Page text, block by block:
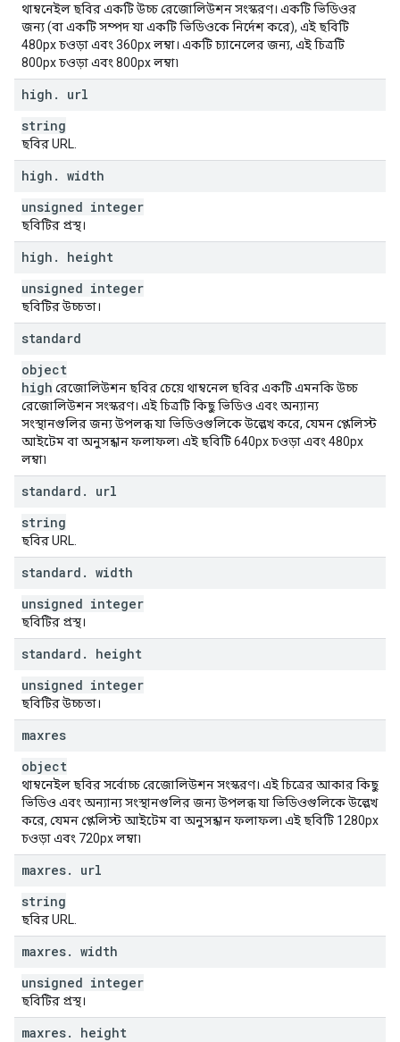
থাম্বনেইল ছবির একটি উচ্চ রেজোলিউশন সংস্করণ। একটি ভিডিওর
জন্য (বা একটি সম্পদ যা একটি ভিডিওকে নির্দেশ করে), এই ছবিটি
480px চওড়া এবং 360px লম্বা। একটি চ্যানেলের জন্য, এই চিত্রটি
800px চওড়া এবং 800px লম্বা৷
high .
url
string
ছবির URL.
high . width
unsigned integer
ছবিটির প্রস্থ।
high .
height
unsigned integer
ছবিটির উচ্চতা।
standard
object
high রেজোলিউশন ছবির চেয়ে থাম্বনেল ছবির একটি এমনকি উচ্চ
রেজোলিউশন সংস্করণ। এই চিত্রটি কিছু ভিডিও এবং অন্যান্য
সংস্থানগুলির জন্য উপলব্ধ যা ভিডিওগুলিকে উল্লেখ করে, যেমন প্লেলিস্ট
আইটেম বা অনুসন্ধান ফলাফল৷ এই ছবিটি 640px চওড়া এবং 480px
লম্বা৷
standard .
url
string
ছবির URL.
standard . width
unsigned integer
ছবিটির প্রস্থ।
standard .
height
unsigned integer
ছবিটির উচ্চতা।
maxres
object
থাম্বনেইল ছবির সর্বোচ্চ রেজোলিউশন সংস্করণ। এই চিত্রের আকার কিছু
ভিডিও এবং অন্যান্য সংস্থানগুলির জন্য উপলব্ধ যা ভিডিওগুলিকে উল্লেখ
করে, যেমন প্লেলিস্ট আইটেম বা অনুসন্ধান ফলাফল৷ এই ছবিটি 1280px
চওড়া এবং 720px লম্বা৷
maxres.
url
string
ছবির URL.
maxres. width
unsigned integer
ছবিটির প্রস্থ।
maxres.
height